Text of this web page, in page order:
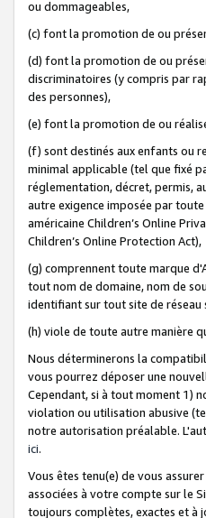
ou dommageables,
(c) font la promotion de ou
(d) font la promotion de ou
discriminatoires (y compris par
des personnes),
(e) font la promotion de ou
(f) sont destinés aux enfants ou
minimal applicable (tel que fixé
réglementation, décret, permis,
autre exigence imposée par
américaine Children’s Online
Children’s Online Protection Act),
(g) comprennent toute marque
tout nom de domaine, nom de
identifiant sur tout site de réseau
(h) viole de toute autre manière
Nous déterminerons la
vous pourrez déposer une
Cependant, si à tout moment 1)
violation ou utilisation abusive
notre autorisation préalable.
ici.
Vous êtes tenu(e) de vous
associées à votre compte sur le
toujours complètes, exactes et à